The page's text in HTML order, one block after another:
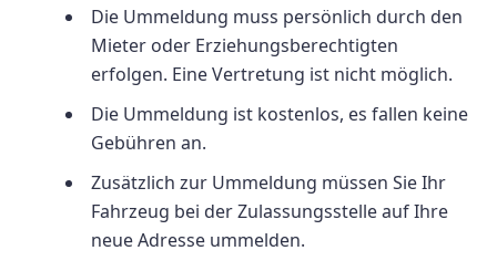
Die Ummeldung muss persönlich durch den
Mieter oder Erziehungsberechtigten
erfolgen. Eine Vertretung ist nicht möglich.
Die Ummeldung ist kostenlos, es fallen keine
Gebühren an.
Zusätzlich zur Ummeldung müssen Sie Ihr
Fahrzeug bei der Zulassungsstelle auf Ihre
neue Adresse ummelden.